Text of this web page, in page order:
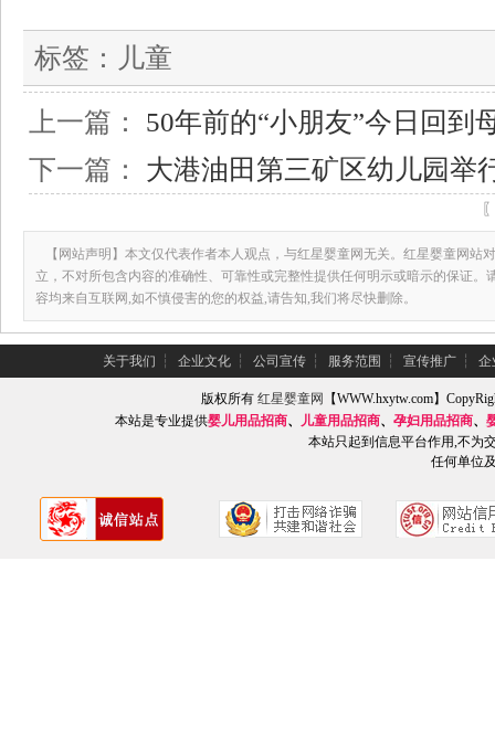
标签： 儿童
上一篇： 50年前的“小朋友”今日回到
下一篇： 大港油田第三矿区幼儿园举
【网站声明】本文仅代表作者本人观点，与红星婴童网无关。红星婴童网站
立，不对所包含内容的准确性、可靠性或完整性提供任何明示或暗示的保证。
容均来自互联网,如不慎侵害的您的权益,请告知,我们将尽快删除。
关于我们 ┆ 企业文化 ┆ 公司宣传 ┆ 服务范围 ┆ 宣传推广 ┆ 企
版权所有红星婴童网
【WWW.hxytw.com】
本站是专业提供婴儿用品招商、 儿童用品招商、 孕妇用品招商、
本站只起到信息平台作用,不为
任何单位